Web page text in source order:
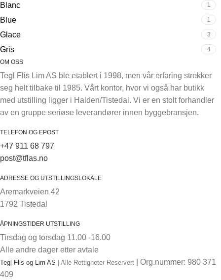
Blanc 1
Blue 1
Glace 3
Gris 4
OM OSS
Tegl Flis Lim AS ble etablert i 1998, men vår erfaring strekker
seg helt tilbake til 1985. Vårt kontor, hvor vi også har butikk
med utstilling ligger i Halden/Tistedal. Vi er en stolt forhandler
av en gruppe seriøse leverandører innen byggebransjen.
TELEFON OG EPOST
+47 911 68 797
post@tflas.no
ADRESSE OG UTSTILLINGSLOKALE
Aremarkveien 42
1792 Tistedal
ÅPNINGSTIDER UTSTILLING
Tirsdag og torsdag 11.00 -16.00
Alle andre dager etter avtale
Tegl Flis og Lim AS | Alle Rettigheter Reservert | Org.nummer: 980 371
409